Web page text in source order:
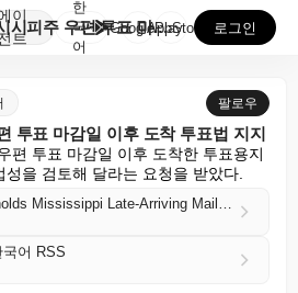
이
트
대법원, 미시시피주 우편 투표 마감일 이후 도착 투표법...
한
국
어
GooglePlay
AppStore 로그인
팔로우
투표 마감일 이후 도착 투표법 지지
편 투표 마감일 이후 도착한 투표용지
을 검토해 달라는 요청을 받았다.
Supreme Court Upholds Mississippi Late-Arriving Mail-In Ballot Law
어 RSS